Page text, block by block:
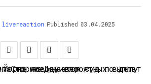
livereaction Published 03.04.2025